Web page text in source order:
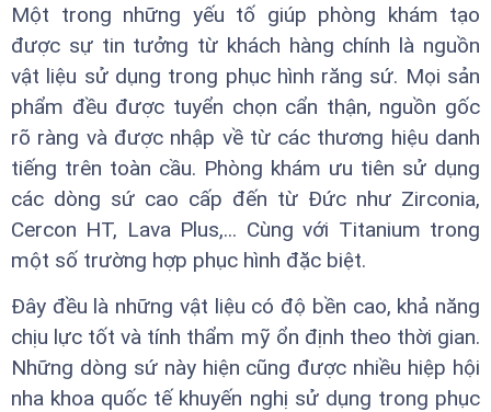
Một trong những yếu tố giúp phòng khám tạo
được sự tin tưởng từ khách hàng chính là nguồn
vật liệu sử dụng trong phục hình răng sứ. Mọi sản
phẩm đều được tuyển chọn cẩn thận, nguồn gốc
rõ ràng và được nhập về từ các thương hiệu danh
tiếng trên toàn cầu. Phòng khám ưu tiên sử dụng
các dòng sứ cao cấp đến từ Đức như Zirconia,
Cercon HT, Lava Plus,... Cùng với Titanium trong
một số trường hợp phục hình đặc biệt.
Đây đều là những vật liệu có độ bền cao, khả năng
chịu lực tốt và tính thẩm mỹ ổn định theo thời gian.
Những dòng sứ này hiện cũng được nhiều hiệp hội
nha khoa quốc tế khuyến nghị sử dụng trong phục